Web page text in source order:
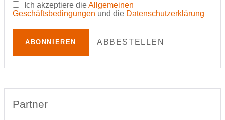
Ich akzeptiere dieAllgemeinen
Geschäftsbedingungen und die Datenschutzerklärung
ABONNIEREN ABBESTELLEN
Partner